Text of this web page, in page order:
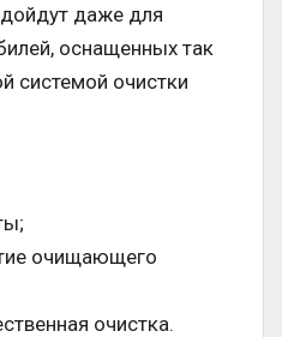
даже для
оснащенных так
системой очистки
очищающего
очистка.